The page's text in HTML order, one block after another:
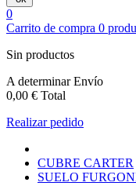
0
Carrito de compra 0
Sin productos
A determinarEnvío
0,00 € Total
Realizar pedido
CUBRE CARTER
SUELO